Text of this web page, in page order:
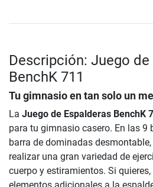
Descripción: Juego
BenchK 711
Tu gimnasio en tan solo un
La Juego de Espalderas BenchK
para tu gimnasio casero. En las 9
barra de dominadas
realizar una gran variedad de
cuerpo y estiramientos. Si